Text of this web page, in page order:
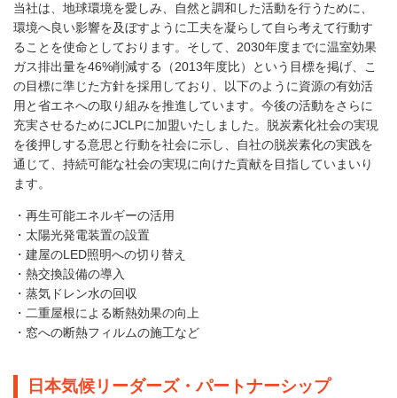
当社は、地球環境を愛しみ、自然と調和した活動を行うために、
環境へ良い影響を及ぼすように工夫を凝らして自ら考えて行動す
ることを使命としております。そして、2030年度までに温室効果
ガス排出量を46%削減する（2013年度比）という目標を掲げ、こ
の目標に準じた方針を採用しており、以下のように資源の有効活
用と省エネへの取り組みを推進しています。今後の活動をさらに
充実させるためにJCLPに加盟いたしました。脱炭素化社会の実現
を後押しする意思と行動を社会に示し、自社の脱炭素化の実践を
通じて、持続可能な社会の実現に向けた貢献を目指していまいり
ます。
・再生可能エネルギーの活用
・太陽光発電装置の設置
・建屋のLED照明への切り替え
・熱交換設備の導入
・蒸気ドレン水の回収
・二重屋根による断熱効果の向上
・窓への断熱フィルムの施工など
日本気候リーダーズ・パートナーシップ